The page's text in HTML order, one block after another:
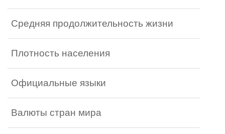
Средняя продолжительность жизни
Плотность населения
Официальные языки
Валюты стран мира